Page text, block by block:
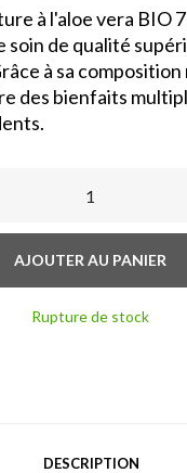
à l'aloe vera BIO
soin de qualité
à sa
des bienfaits
AJOUTER AU PANIER
Rupture de stock
DESCRIPTION